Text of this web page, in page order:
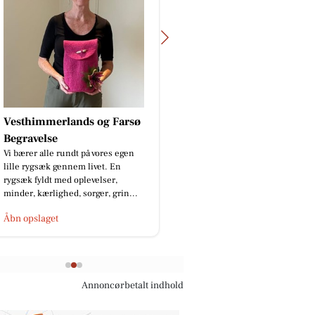
EDC Danebo, Farsø
VORES Farsø har skrevet en fin
artikel om os 📝 Vil du læse den?
👉 KLIK i kommentarfeltet👇
Åbn opslaget
Annoncørbetalt indhold